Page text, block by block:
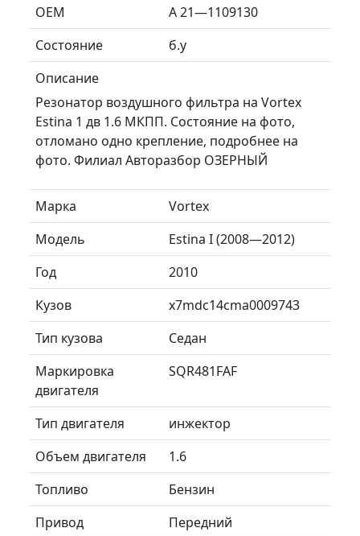
ОЕМ
A 21—1109130
Состояние
б.у
Описание
Резонатор воздушного фильтра на Vortex
Estina 1 дв 1.6 МКПП. Состояние на фото,
отломано одно крепление, подробнее на
фото. Филиал Авторазбор ОЗЕРНЫЙ
Марка
Vortex
Модель
Estina I (2008—2012)
Год
2010
Кузов
x7mdc14cma0009743
Тип кузова
Седан
Маркировка
двигателя
SQR481FAF
Тип двигателя
инжектор
Объем двигателя
1.6
Топливо
Бензин
Привод
Передний